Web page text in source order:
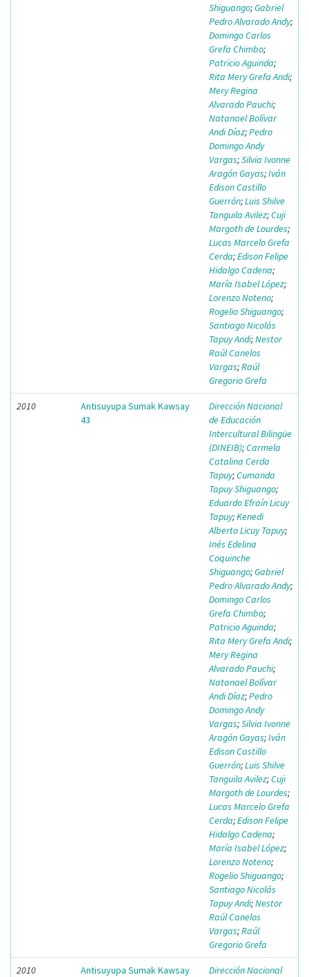
Shiguango;Gabriel
Pedro Alvarado Andy;
Domingo Carlos
Grefa Chimbo;
Patricio Aguinda;
Rita Mery Grefa Andi;
Mery Regina
Alvarado Pauchi;
Natanael Bolívar
Andi Díaz;Pedro
Domingo Andy
Vargas;Silvia Ivonne
Aragón Gayas;Iván
Edison Castillo
Guerrón;Luis Shilve
Tanguila Avilez;Cuji
Margoth de Lourdes;
Lucas Marcelo Grefa
Cerda;Edison Felipe
Hidalgo Cadena;
María Isabel López;
Lorenzo Noteno;
Rogelio Shiguango;
Santiago Nicolás
Tapuy Andi;Nestor
Raúl Canelos
Vargas;Raúl
Gregorio Grefa
2010
Antisuyupa Sumak Kawsay
43
Dirección Nacional
de Educación
Intercultural Bilingüe
(DINEIB);Carmela
Catalina Cerda
Tapuy;Cumanda
Tapuy Shiguango;
Eduardo Efraín Licuy
Tapuy;Kenedi
Alberto Licuy Tapuy;
Inés Edelina
Coquinche
Shiguango;Gabriel
Pedro Alvarado Andy;
Domingo Carlos
Grefa Chimbo;
Patricio Aguinda;
Rita Mery Grefa Andi;
Mery Regina
Alvarado Pauchi;
Natanael Bolívar
Andi Díaz;Pedro
Domingo Andy
Vargas;Silvia Ivonne
Aragón Gayas;Iván
Edison Castillo
Guerrón;Luis Shilve
Tanguila Avilez;Cuji
Margoth de Lourdes;
Lucas Marcelo Grefa
Cerda;Edison Felipe
Hidalgo Cadena;
María Isabel López;
Lorenzo Noteno;
Rogelio Shiguango;
Santiago Nicolás
Tapuy Andi;Nestor
Raúl Canelos
Vargas;Raúl
Gregorio Grefa
2010
Antisuyupa Sumak Kawsay
Dirección Nacional